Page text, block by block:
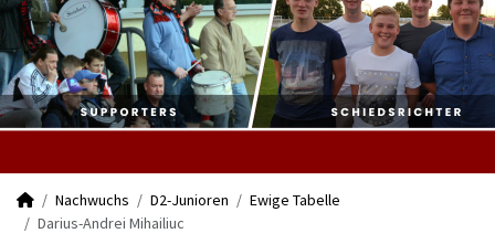
Nachwuchs D2-Junioren
Ewige Tabelle
Darius-Andrei Mihailiuc